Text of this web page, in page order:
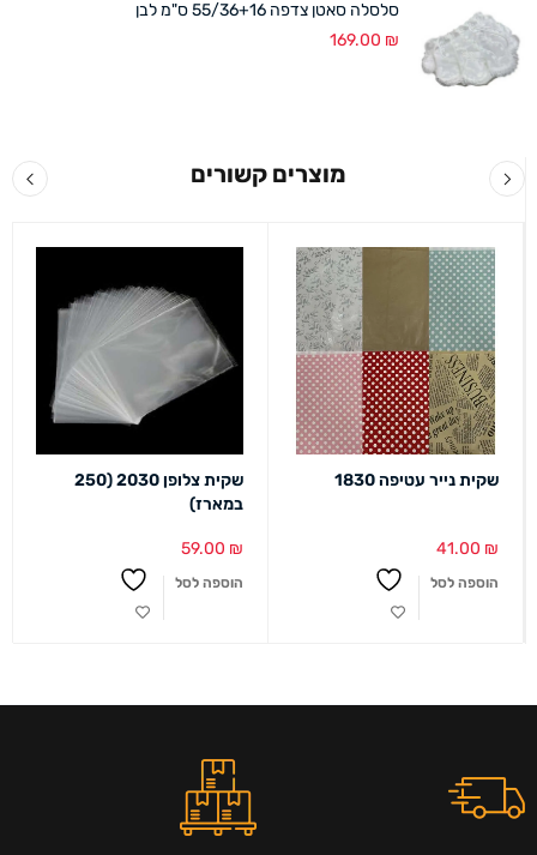
סלסלה סאטן צדפה 55/36+16 ס"מ לבן
169.00 ₪
מוצרים קשורים
שקית נייר עטיפה 1830
41.00 ₪
הוספה לסל
שקית צלופן 2030 (250
במארז)
59.00 ₪
הוספה לסל